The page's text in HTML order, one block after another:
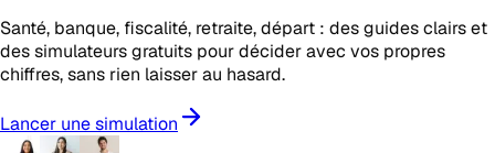
Santé, banque, fiscalité, retraite, départ : des guides clairs et
des simulateurs gratuits pour décider avec vos propres
chiffres, sans rien laisser au hasard.
Lancer une simulation